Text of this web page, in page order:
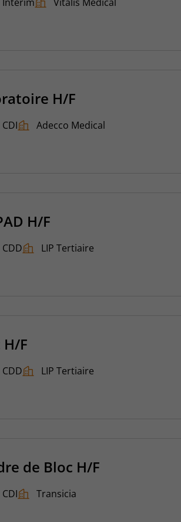
H/F
CDI
Adecco Medical
H/F
CDD
LIP Tertiaire
F
CDD
LIP Tertiaire
de Bloc H/F
CDI
Transicia